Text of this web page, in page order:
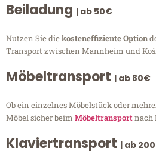
Beiladung | ab 50€
Nutzen Sie diekosteneffiziente Option
Transport zwischen Mannheim und
Möbeltransport | ab 80€
Ob ein einzelnes Möbelstück oder
Möbel sicher beim Möbeltransportnach
Klaviertransport | ab